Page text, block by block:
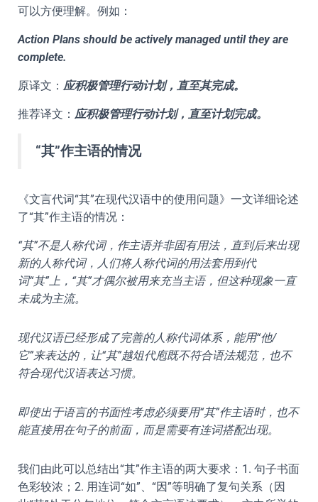
可以方便理解。例如：
Action Plans should be actively managed until they are
complete.
原译文： 应积极管理行动计划，直至其完成。
推荐译文： 应积极管理行动计划，直至计划完成。
“其”作主语的情况
《文言代词“其”在现代汉语中的使用问题》一文详细论述
了“其”作主语的情况：
“其”不是人称代词，作主语并非固有用法，直到后来出现
新的人称代词，人们将人称代词的用法套用到代
词“其”上，“其”才偶尔被用来充当主语，但这种现象一直
未成为主流。
现代汉语已经形成了完善的人称代词体系，能用“他/
它”来表达的，让“其”越俎代庖既不符合语法规范，也不
符合现代汉语表达习惯。
即使出于语言的书面性考虑必须要用“其”作主语时，也不
能直接用在句子的前面，而是需要有连词搭配出现。
我们由此可以总结出“其”作主语的两大要求：1. 句子书面
色彩较浓；2. 用连词“如”、“因”等明确了复句关系（因